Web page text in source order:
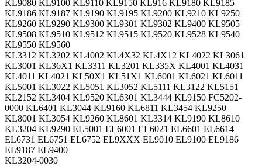
KL9080 KL9100 KL9110 KL9150 KL916 KL9180 KL9185
KL9186 KL9187 KL9190 KL9195 KL9200 KL9210 KL9250
KL9260 KL9290 KL9300 KL9301 KL9302 KL9400 KL9505
KL9508 KL9510 KL9512 KL9515 KL9520 KL9528 KL9540
KL9550 KL9560
KL3312 KL3202 KL4002 KL4X32 KL4X12 KL4022 KL3061
KL3001 KL36X1 KL3311 KL3201 KL335X KL4001 KL4031
KL4011 KL4021 KL50X1 KL51X1 KL6001 KL6021 KL6011
KL5001 KL3022 KL5051 KL3052 KL5111 KL3122 KL5151
KL2152 KL3404 KL9520 KL6301 KL3444 KL9150 FC5202-
0000 KL6401 KL3044 KL9160 KL6811 KL3454 KL9250
KL8001 KL3054 KL9260 KL8601 KL3314 KL9190 KL8610
KL3204 KL9290 EL5001 EL6001 EL6021 EL6601 EL6614
EL6731 EL6751 EL6752 EL9XXX EL9010 EL9100 EL9186
EL9187 EL9400
KL3204-0030